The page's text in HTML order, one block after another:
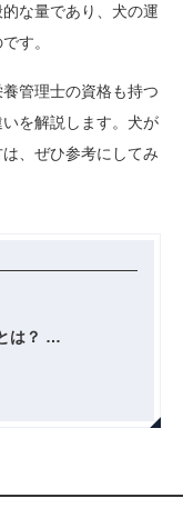
な量であり、犬の運
す。
管理士の資格も持つ
を解説します。犬が
、ぜひ参考にしてみ
は？